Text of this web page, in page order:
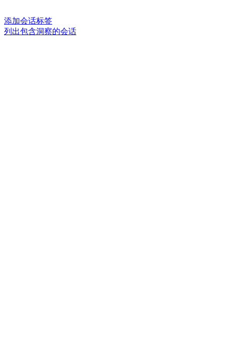
添加会话标签
列出包含洞察的会话